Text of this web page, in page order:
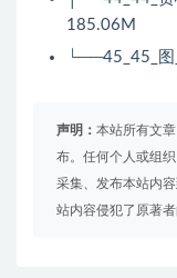
185.06M
└──45_45_图
声明： 本站所有文
布。任何个人或组
采集、发布本站内
站内容侵犯了原著